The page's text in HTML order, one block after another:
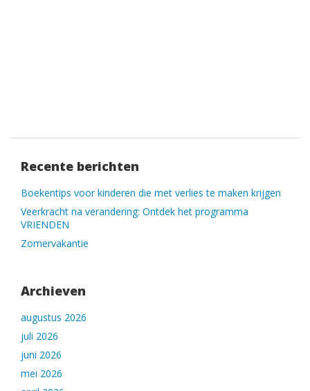
Recente berichten
Boekentips voor kinderen die met verlies te maken krijgen
Veerkracht na verandering: Ontdek het programma
VRIENDEN
Zomervakantie
Archieven
augustus 2026
juli 2026
juni 2026
mei 2026